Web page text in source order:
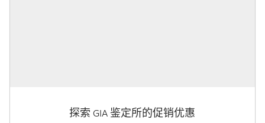
探索 GIA 鉴定所的促销优惠